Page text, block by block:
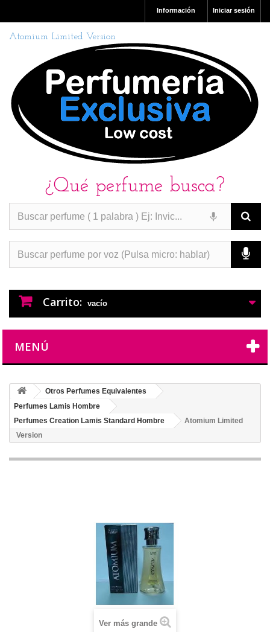
Iniciar sesión
Información
Atomium Limited Version
¿Qué perfume busca?
Carrito: vacío
MENÚ
Otros Perfumes Equivalentes
Perfumes Lamis Hombre
Perfumes Creation Lamis Standard Hombre
Atomium Limited
Version
Ver más grande